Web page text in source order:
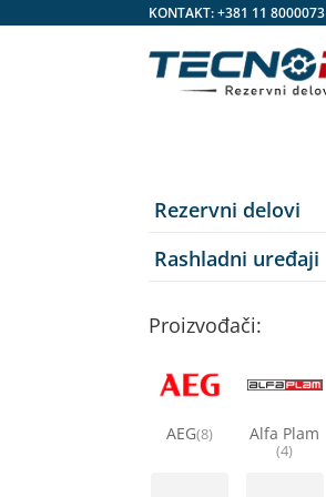
KONTAKT:+381 11 8000073
Rezervni delovi
Rashladni uređaji
Proizvođači:
AEG(8) Alfa Plam
(4)